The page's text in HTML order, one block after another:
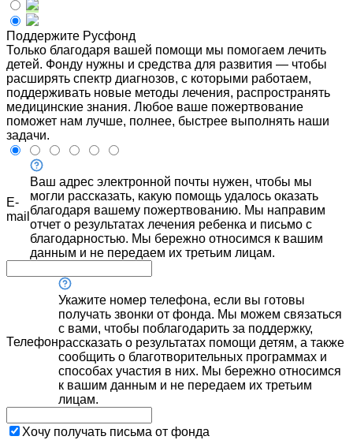
Поддержите Русфонд
Только благодаря вашей помощи мы помогаем лечить
детей. Фонду нужны и средства для развития — чтобы
расширять спектр диагнозов, с которыми работаем,
поддерживать новые методы лечения, распространять
медицинские знания. Любое ваше пожертвование
поможет нам лучше, полнее, быстрее выполнять наши
задачи.
E-
mail
Ваш адрес электронной почты нужен, чтобы мы
могли рассказать, какую помощь удалось оказать
благодаря вашему пожертвованию. Мы направим
отчет о результатах лечения ребенка и письмо с
благодарностью. Мы бережно относимся к вашим
данным и не передаем их третьим лицам.
Телефон
Укажите номер телефона, если вы готовы
получать звонки от фонда. Мы можем связаться
с вами, чтобы поблагодарить за поддержку,
рассказать о результатах помощи детям, а также
сообщить о благотворительных программах и
способах участия в них. Мы бережно относимся
к вашим данным и не передаем их третьим
лицам.
Хочу получать письма от фонда